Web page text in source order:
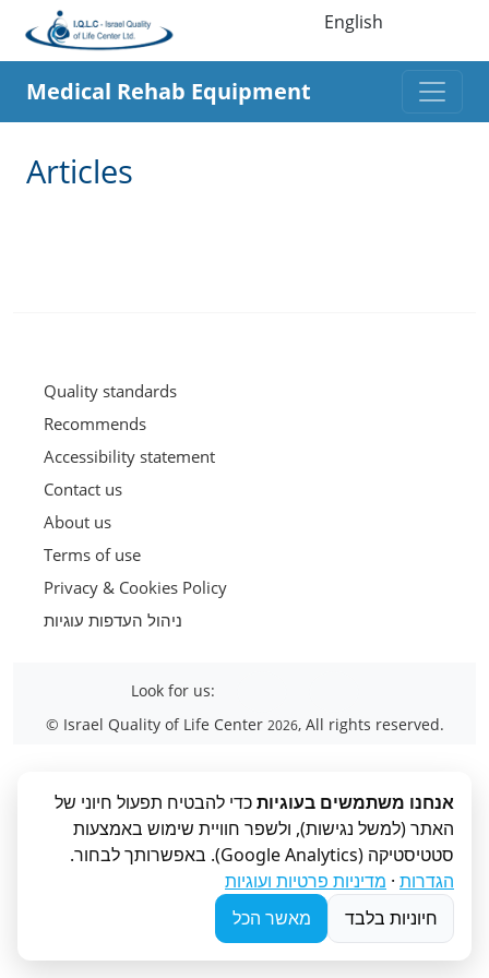
English
Medical Rehab Equipment
Articles
Quality standards
Recommends
Accessibility statement
Contact us
About us
Terms of use
Privacy & Cookies Policy
ניהול העדפות עוגיות
Look for us:
© Israel Quality of Life Center 2026, All rights reserved.
אנחנו משתמשים בעוגיותכדי להבטיח תפעול חיוני של
האתר (למשל נגישות), ולשפר חוויית שימוש באמצעות
סטטיסטיקה (Google Analytics). באפשרותך לבחור.
הגדרות · מדיניות פרטיות ועוגיות
חיוניות בלבד
מאשר הכל